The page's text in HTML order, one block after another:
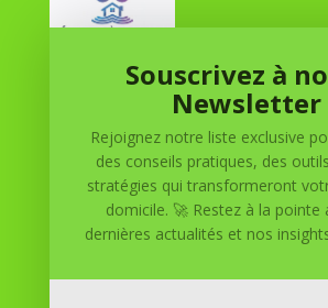
Réussite à Domicile
Réussite à Domicile est votre
pour atteindre vos objectifs depuis le
maison. Nous offrons des solutions
vous aider à réussir.
Souscrivez à
Newsletter
Rejoignez notre liste exclusive
des conseils pratiques, des
stratégies qui transformeront
domicile. 🚀 Restez à la pointe
dernières actualités et nos